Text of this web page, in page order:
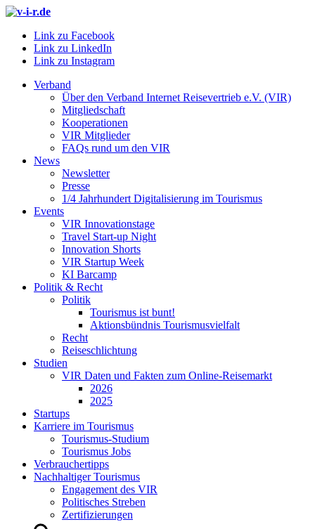
Link zu Facebook
Link zu LinkedIn
Link zu Instagram
Verband
Über den Verband Internet Reisevertrieb e.V. (VIR)
Mitgliedschaft
Kooperationen
VIR Mitglieder
FAQs rund um den VIR
News
Newsletter
Presse
1/4 Jahrhundert Digitalisierung im Tourismus
Events
VIR Innovationstage
Travel Start-up Night
Innovation Shorts
VIR Startup Week
KI Barcamp
Politik & Recht
Politik
Tourismus ist bunt!
Aktionsbündnis Tourismusvielfalt
Recht
Reiseschlichtung
Studien
VIR Daten und Fakten zum Online-Reisemarkt
2026
2025
Startups
Karriere im Tourismus
Tourismus-Studium
Tourismus Jobs
Verbrauchertipps
Nachhaltiger Tourismus
Engagement des VIR
Politisches Streben
Zertifizierungen